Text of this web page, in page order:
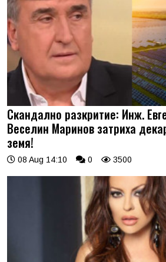
Скандално разкритие: Инж.
Веселин Маринов затриха
земя!
08 Aug 14:10 0 3500